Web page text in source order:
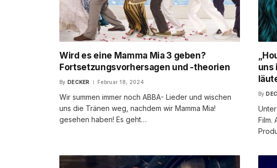
Wird es eine Mamma Mia 3 geben?
Fortsetzungsvorhersagen und -theorien
By DECKER Februar 18, 2024
Wir summen immer noch ABBA- Lieder und wischen
uns die Tränen weg, nachdem wir Mamma Mia!
gesehen haben! Es geht…
uns
By
Film.